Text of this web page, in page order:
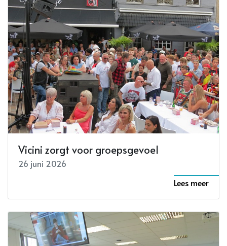
Vicini zorgt voor groepsgevoel
26 juni 2026
Lees meer